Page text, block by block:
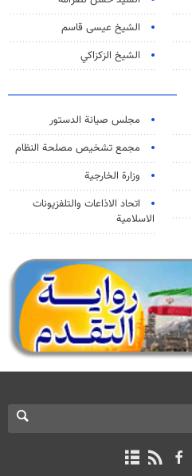
الشيخ عيسى قاسم
الشيخ الزكزاكي
مجلس صيانة الدستور
مجمع تشخيص مصلحة النظام
وزارة الخارجية
اتحاد الاذاعات والتلفزيونات
الاسلامية